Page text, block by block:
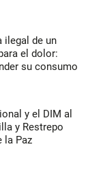
ilegal de un
el dolor:
su consumo
y el DIM al
y Restrepo
la Paz